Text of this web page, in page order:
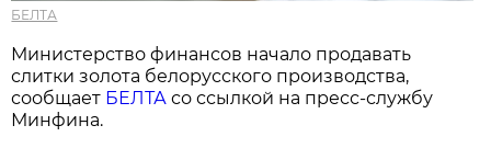
БЕЛТА
Министерство финансов начало продавать
слитки золота белорусского производства,
сообщает БЕЛТА со ссылкой на пресс-службу
Минфина.